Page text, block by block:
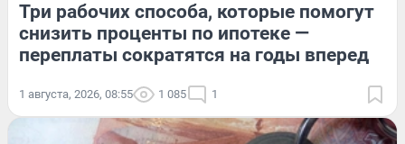
Три рабочих способа, которые помогут
снизить проценты по ипотеке —
переплаты сократятся на годы вперед
1 августа, 2026, 08:55 1 085 1